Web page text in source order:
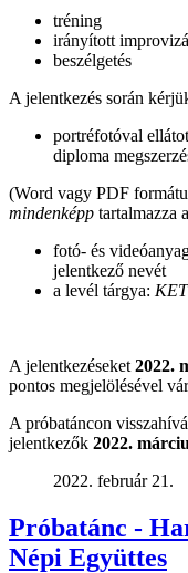
tréning
irányított
beszélgetés
A jelentkezés során
portréfotóval
diploma
(Word vagy PDF
mindenképp tartalmazza
fotó- és
jelentkező nevét
a levél tárgya:
A jelentkezéseket 2022.
pontos megjelölésével
A próbatáncon
jelentkezők 2022.
2022. február 21.
Próbatánc -
Népi Együttes